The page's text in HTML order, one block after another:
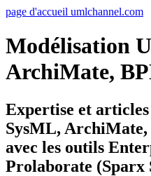
page d'accueil umlchannel.com
Modélisation
ArchiMate,
Expertise et
SysML,
avec les outils
Prolaborate (Sparx